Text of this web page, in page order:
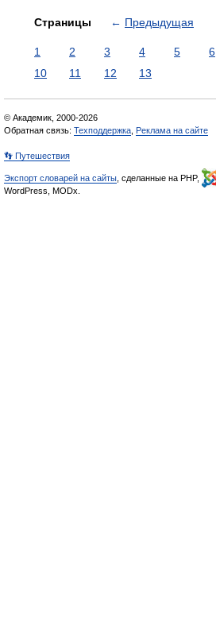
Страницы ← Предыдущая
1 2 3 4 5 6
10
11 12 13
© Академик, 2000-2026
Обратная связь: Техподдержка Реклама на сайте
👣 Путешествия
Экспорт словарей на сайты , сделанные на PHP,
WordPress, MODx.